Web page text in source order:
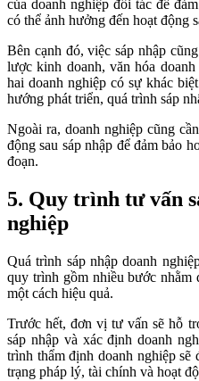
của doanh nghiệp đối tác để
có thể ảnh hưởng đến hoạt động
Bên cạnh đó, việc sáp nhập
lược kinh doanh, văn hóa
hai doanh nghiệp có sự khác
hướng phát triển, quá trình sáp
Ngoài ra, doanh nghiệp cũng
động sau sáp nhập để đảm bảo
đoạn.
5. Quy trình tư vấn
nghiệp
Quá trình sáp nhập doanh
quy trình gồm nhiều bước nhằm
một cách hiệu quả.
Trước hết, đơn vị tư vấn sẽ hỗ
sáp nhập và xác định doanh
trình thẩm định doanh nghiệp
trạng pháp lý, tài chính và hoạt